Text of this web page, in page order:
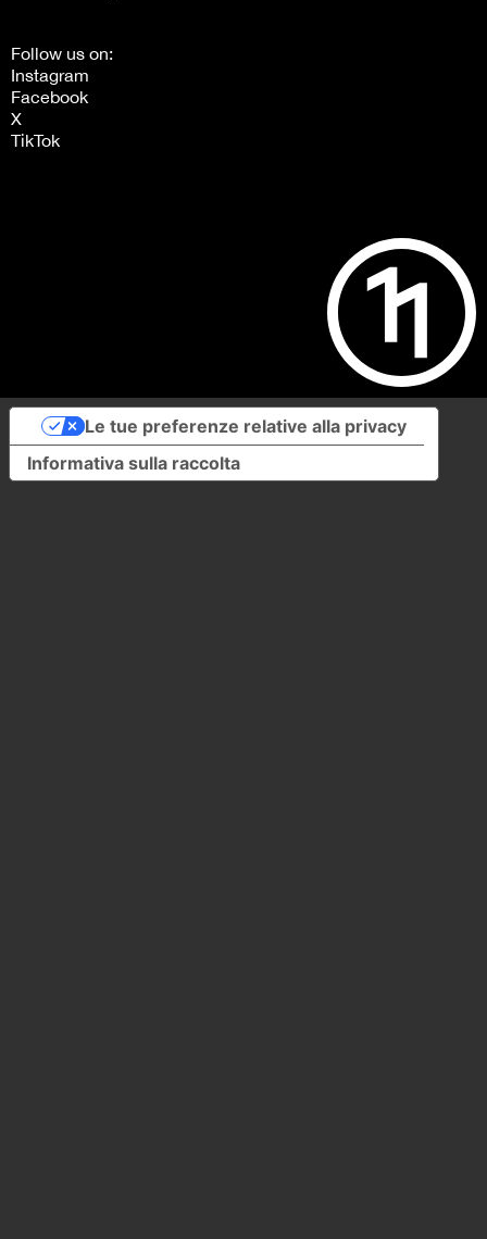
Follow us on:
Instagram
Facebook
X
TikTok
Informativa sulla raccolta
Le tue preferenze relative alla privacy